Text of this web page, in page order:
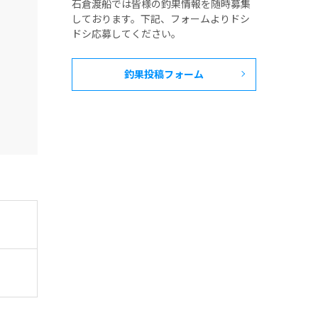
石倉渡船では皆様の釣果情報を随時募集
しております。下記、フォームよりドシ
ドシ応募してください。
釣果投稿フォーム